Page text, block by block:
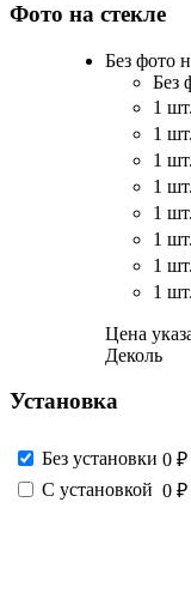
Фото на стекле
Без фото
Без
1
1
1
1
1
1
1
1
Цена
Деколь
Установка
Без установки 0 ₽
С установкой 0 ₽